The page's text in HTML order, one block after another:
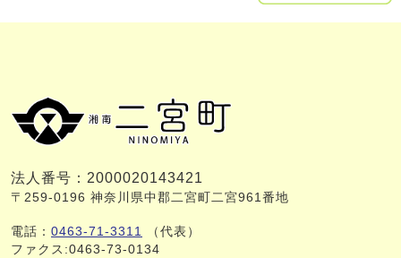
法人番号：2000020143421
〒259-0196 神奈川県中郡二宮町二宮961番地
電話： 0463-71-3311 （代表）
ファクス:0463-73-0134